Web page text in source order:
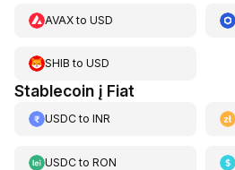
AVAXto USD
SHIB to USD
Stablecoin į Fiat
USDCto INR
USDCto RON